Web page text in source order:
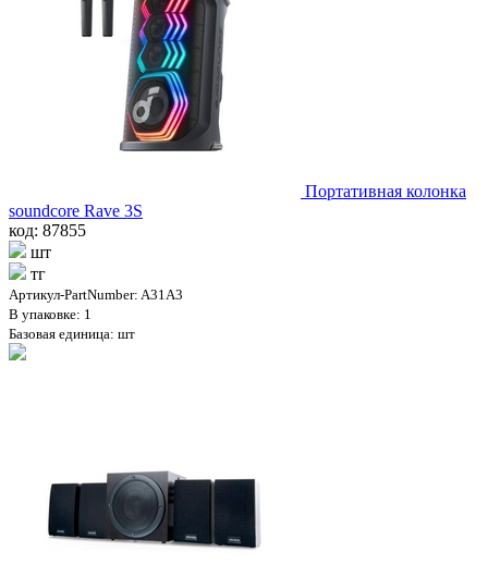
Портативная колонка
soundcore Rave 3S
код: 87855
шт
тг
Артикул-PartNumber: A31A3
В упаковке: 1
Базовая единица: шт